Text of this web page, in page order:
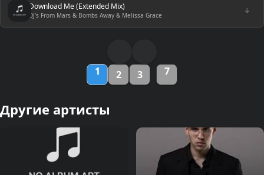
Download Me (Extended Mix)
DJ's From Mars & Bombs Away & Melissa Grace
↓
1 2 3 7
Другие артисты